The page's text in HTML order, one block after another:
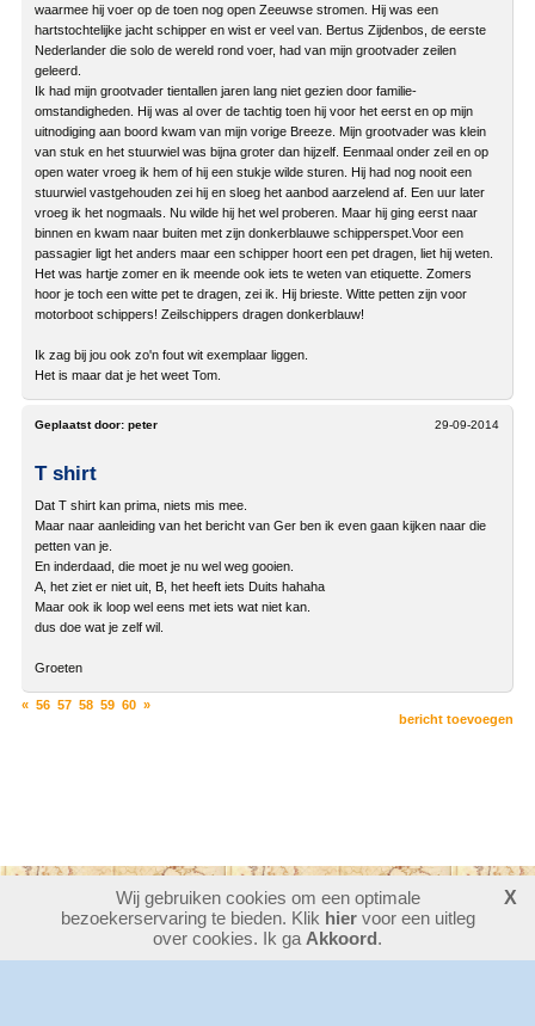
waarmee hij voer op de toen nog open Zeeuwse stromen. Hij was een
hartstochtelijke jacht schipper en wist er veel van. Bertus Zijdenbos, de eerste
Nederlander die solo de wereld rond voer, had van mijn grootvader zeilen
geleerd.
Ik had mijn grootvader tientallen jaren lang niet gezien door familie-
omstandigheden. Hij was al over de tachtig toen hij voor het eerst en op mijn
uitnodiging aan boord kwam van mijn vorige Breeze. Mijn grootvader was klein
van stuk en het stuurwiel was bijna groter dan hijzelf. Eenmaal onder zeil en op
open water vroeg ik hem of hij een stukje wilde sturen. Hij had nog nooit een
stuurwiel vastgehouden zei hij en sloeg het aanbod aarzelend af. Een uur later
vroeg ik het nogmaals. Nu wilde hij het wel proberen. Maar hij ging eerst naar
binnen en kwam naar buiten met zijn donkerblauwe schipperspet.Voor een
passagier ligt het anders maar een schipper hoort een pet dragen, liet hij weten.
Het was hartje zomer en ik meende ook iets te weten van etiquette. Zomers
hoor je toch een witte pet te dragen, zei ik. Hij brieste. Witte petten zijn voor
motorboot schippers! Zeilschippers dragen donkerblauw!
Ik zag bij jou ook zo'n fout wit exemplaar liggen.
Het is maar dat je het weet Tom.
29-09-2014
Geplaatst door: peter
T shirt
Dat T shirt kan prima, niets mis mee.
Maar naar aanleiding van het bericht van Ger ben ik even gaan kijken naar die
petten van je.
En inderdaad, die moet je nu wel weg gooien.
A, het ziet er niet uit, B, het heeft iets Duits hahaha
Maar ook ik loop wel eens met iets wat niet kan.
dus doe wat je zelf wil.
Groeten
« 56 57 58 59 60 »
bericht toevoegen
30384918bezoekers - 10 online
login
Wij gebruiken cookies om een optimale
bezoekerservaring te bieden. Klik hiervoor een uitleg
over cookies. Ik ga Akkoord.
X